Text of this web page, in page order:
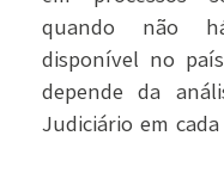
quando não
disponível no
depende da
Judiciário em